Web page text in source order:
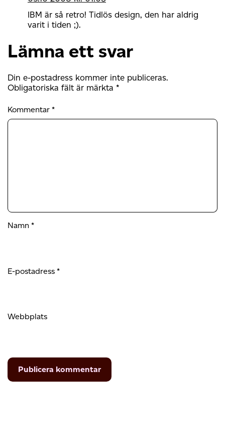
IBM är så retro! Tidlös design, den har aldrig
varit i tiden ;).
Lämna ett svar
Din e-postadress kommer inte publiceras.
Obligatoriska fält är märkta *
Kommentar *
Namn *
E-postadress *
Webbplats